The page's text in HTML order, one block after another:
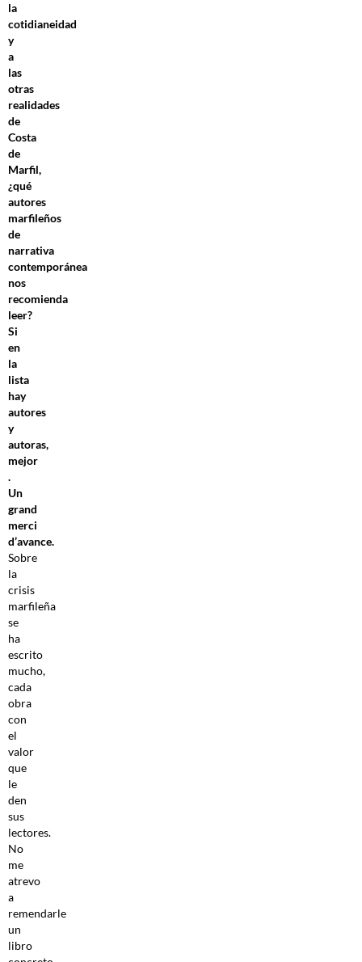
la
cotidianeidad
y
a
las
otras
realidades
de
Costa
de
Marfil,
¿qué
autores
marfileños
de
narrativa
contemporánea
nos
recomienda
leer?
Si
en
la
lista
hay
autores
y
autoras,
mejor
.
Un
grand
merci
d’avance.
Sobre
la
crisis
marfileña
se
ha
escrito
mucho,
cada
obra
con
el
valor
que
le
den
sus
lectores.
No
me
atrevo
a
remendarle
un
libro